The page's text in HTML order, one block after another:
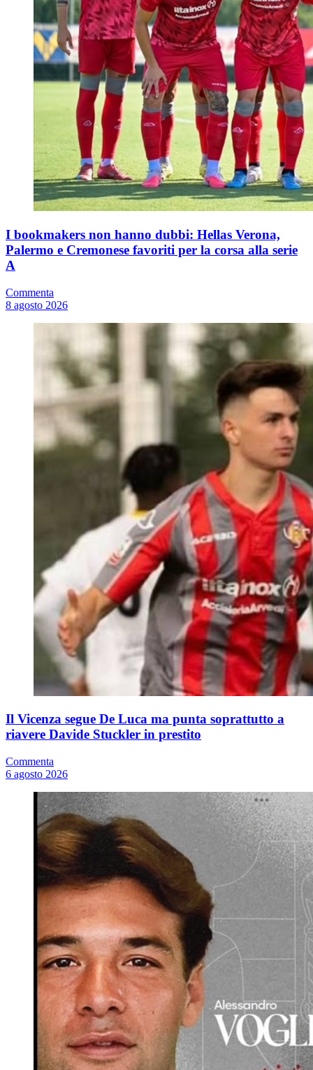
I bookmakers non hanno dubbi: Hellas Verona,
Palermo e Cremonese favoriti per la corsa alla serie
A
Commenta
8 agosto 2026
Il Vicenza segue De Luca ma punta soprattutto a
riavere Davide Stuckler in prestito
Commenta
6 agosto 2026